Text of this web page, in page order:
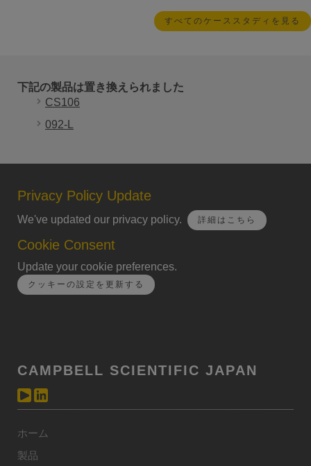
すべてのケーススタディを見る
下記の製品は置き換えられました
CS106
092-L
Privacy Policy Update
We've updated our privacy policy. 詳細はこちら
Cookie Consent
Update your cookie preferences.
クッキーの設定を更新する
CAMPBELL SCIENTIFIC JAPAN
ホーム
製品